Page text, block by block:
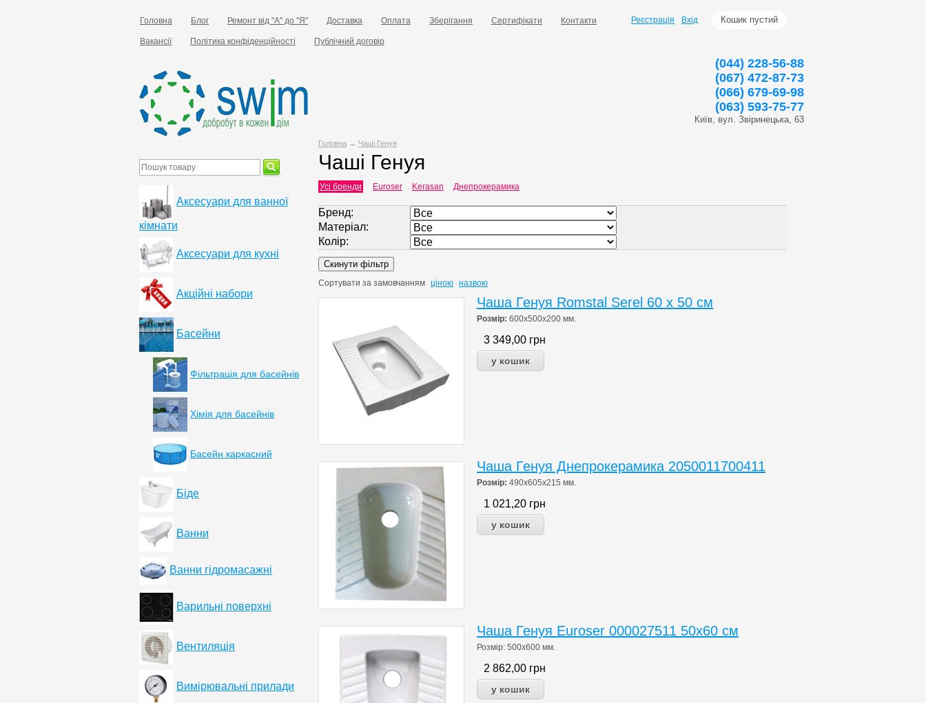
Головна Блог Ремонт від "А" до "Я" Доставка Оплата Зберігання Сертифікати Контакти
Вакансії Політика конфіденційності Публічний договір
Кошик пустий
Реєстрація Вхід
(044) 228-56-88
(067) 472-87-73
(066) 679-69-98
(063) 593-75-77
Київ, вул. Звіринецька, 63
Головна → Чаші Генуя
Чаші Генуя
Усі бренди Euroser Kerasan Днепрокерамика
Бренд:
Матеріал:
Колір:
Сортувати за замовчанням ціною назвою
Чаша Генуя Romstal Serel 60 х 50 см
Розмір: 600х500х200 мм.
3 349,00 грн
Чаша Генуя Днепрокерамика 2050011700411
Розмір: 490х605х215 мм.
1 021,20 грн
Чаша Генуя Euroser 000027511 50х60 см
Розмір: 500х600 мм.
2 862,00 грн
Аксесуари для ванної
кімнати
Аксесуари для кухні
Акційні набори
Басейни
Фільтрація для басейнів
Хімія для басейнів
Басейн каркасний
Біде
Ванни
Ванни гідромасажні
Варильні поверхні
Вентиляція
Вимірювальні прилади